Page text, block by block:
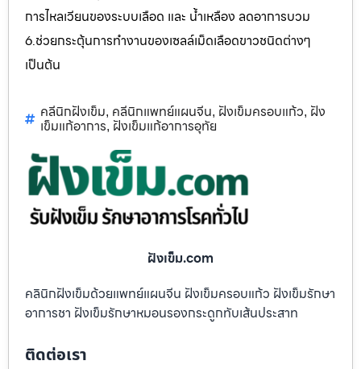
การไหลเวียนของระบบเลือด และ น้ำเหลือง ลดอาการบวม
6.ช่วยกระตุ้นการทำงานของเซลล์เม็ดเลือดขาวชนิดต่างๆ
เป็นต้น
คลีนิกฝังเข็ม, คลีนิกแพทย์แผนจีน, ฝังเข็มครอบแก้ว, ฝัง
เข็มแก้อาการ, ฝังเข็มแก้อาการอุทัย
ฝังเข็ม.com
คลินิกฝังเข็มด้วยแพทย์แผนจีน ฝังเข็มครอบแก้ว ฝังเข็มรักษา
อาการชา ฝังเข็มรักษาหมอนรองกระดูกทับเส้นประสาท
ติดต่อเรา